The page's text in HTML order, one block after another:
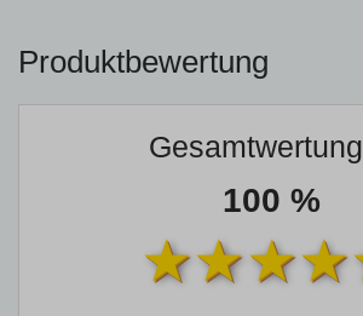
Produktbewertung
Gesamtwertung
100 %